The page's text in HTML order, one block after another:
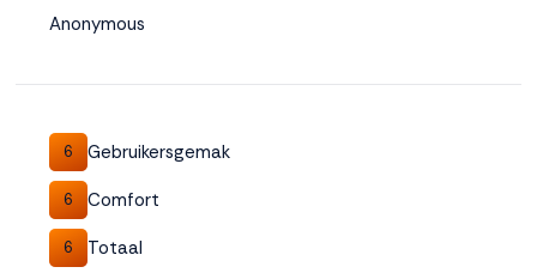
Anonymous
6 Gebruikersgemak
6 Comfort
6 Totaal